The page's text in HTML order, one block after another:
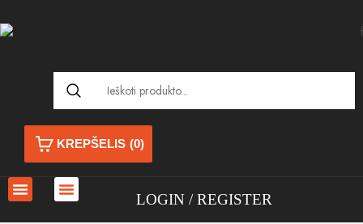
KREPŠELIS (0)
LOGIN REGISTER